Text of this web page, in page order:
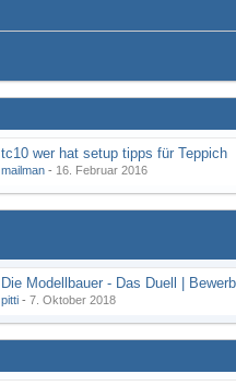
tc10 wer hat setup tipps für Teppich
mailman - 16. Februar 2016
pitti - 7. Oktober 2018